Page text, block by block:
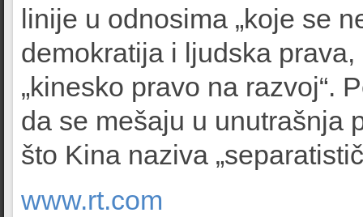
linije u odnosima „koje se
demokratija i ljudska
„kinesko pravo na razvoj“.
da se mešaju u unutrašnja
što Kina naziva
www.rt.com